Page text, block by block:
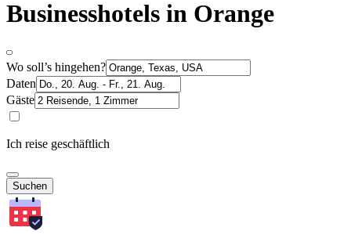
Businesshotels in Orange
Wo soll’s hingehen?
Daten
Gäste
Ich reise geschäftlich
Suchen